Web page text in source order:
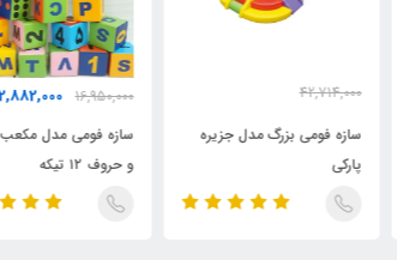
42,714,000
37,290,000 تومان
سازه فومی بزرگ مدل جزیره
16,950,000
12,882,000 تومان
سازه فومی مدل مکعب ریاضی
و حروف ۱۲ تیکه